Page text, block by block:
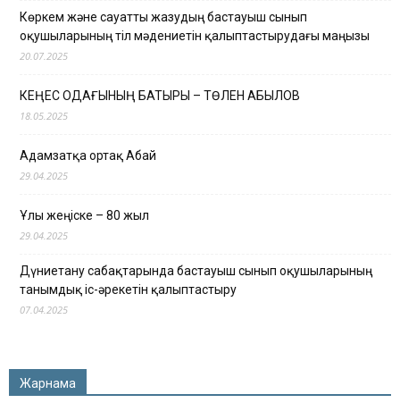
Көркем және сауатты жазудың бастауыш сынып
оқушыларының тіл мәдениетін қалыптастырудағы маңызы
20.07.2025
КЕҢЕС ОДАҒЫНЫҢ БАТЫРЫ – ТӨЛЕН ҚАБЫЛОВ
18.05.2025
Адамзатқа ортақ Абай
29.04.2025
Ұлы жеңіске – 80 жыл
29.04.2025
Дүниетану сабақтарында бастауыш сынып оқушыларының
танымдық іс-әрекетін қалыптастыру
07.04.2025
Жарнама